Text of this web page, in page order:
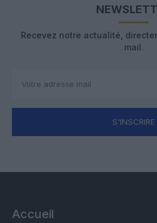
Recevez notre actualité,
mail.
S'INSCRIRE
Accueil